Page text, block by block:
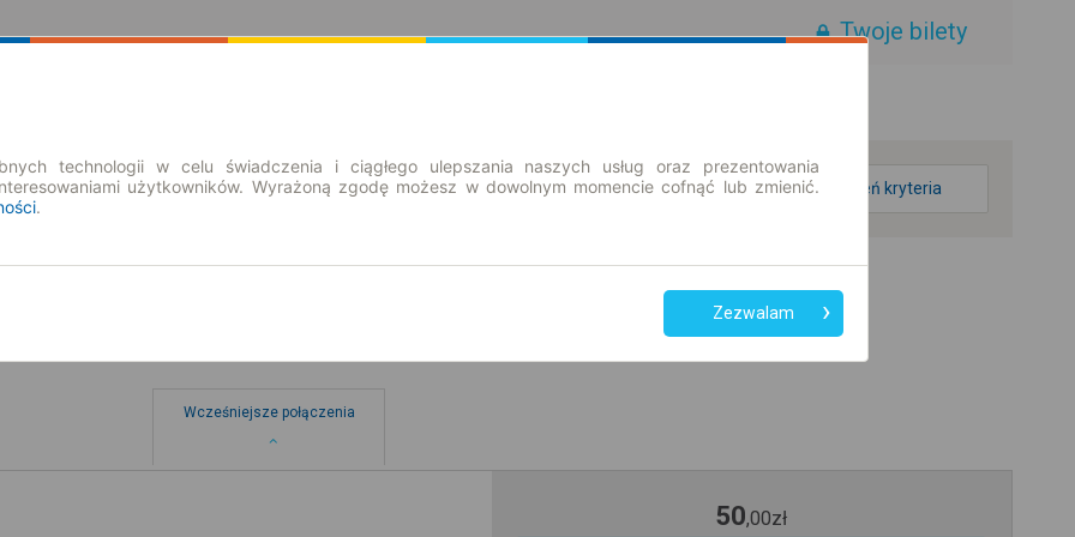
Twoje bilety
zmień kryteria
Wcześniejsze połączenia
50,00zł
technologii w celu świadczenia i ciągłego ulepszania naszych usług oraz prezentowania
użytkowników. Wyrażoną zgodę możesz w dowolnym momencie cofnąć lub zmienić.
.
Zezwalam